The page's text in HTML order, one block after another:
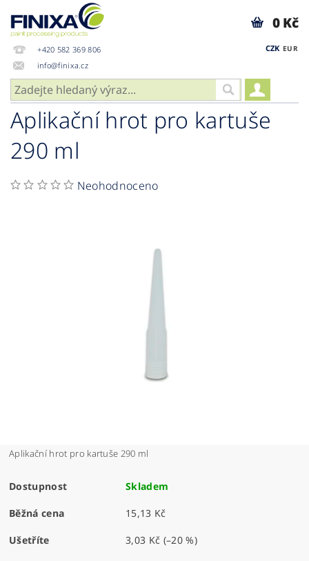
+420 582 369 806
info@finixa.cz
CZK EUR
0 Kč
Aplikační hrot pro kartuše
290 ml
Neohodnoceno
Aplikační hrot pro kartuše 290 ml
Dostupnost Skladem
Běžná cena 15,13 Kč
Ušetříte 3,03 Kč (–20 %)